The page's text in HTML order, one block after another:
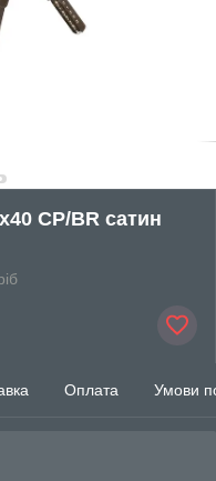
CP/BR cатин
Оплата Умови